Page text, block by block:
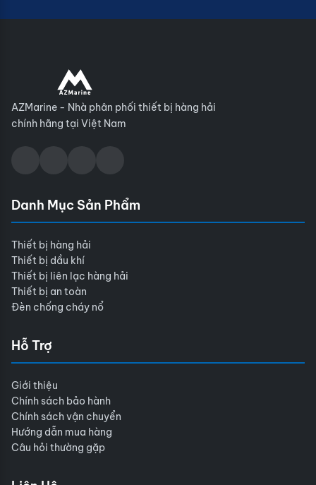
AZMarine - Nhà phân phối thiết bị hàng hải
chính hãng tại Việt Nam
Danh Mục Sản Phẩm
Thiết bị hàng hải
Thiết bị dầu khí
Thiết bị liên lạc hàng hải
Thiết bị an toàn
Đèn chống cháy nổ
Hỗ Trợ
Giới thiệu
Chính sách bảo hành
Chính sách vận chuyển
Hướng dẫn mua hàng
Câu hỏi thường gặp